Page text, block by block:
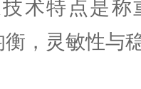
术特点是称
，灵敏性与